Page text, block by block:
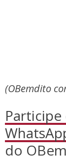
(OBemdito
do